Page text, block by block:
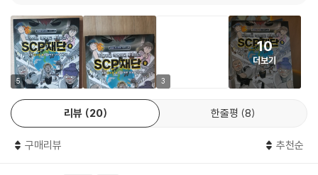
5 3
10
더보기
리뷰 20 한줄평 8
구매리뷰 추천순